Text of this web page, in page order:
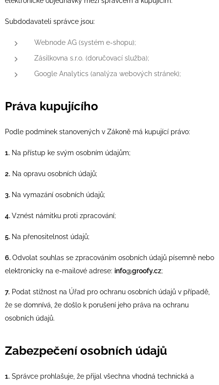
Subdodavateli správce jsou:
Webnode AG (systém e-shopu);
Zásilkovna s.r.o. (doručovací služba);
Google Analytics (analýza webových stránek);
Práva kupujícího
Podle podmínek stanovených v Zákoně má kupující právo:
1. Na přístup ke svým osobním údajům;
2. Na opravu osobních údajů;
3. Na vymazání osobních údajů;
4.Vznést námitku proti zpracování;
5. Na přenositelnost údajů;
6.Odvolat souhlas se zpracováním osobních údajů písemně nebo
elektronicky na e-mailové adrese: info@groofy.cz;
7. Podat stížnost na Úřad pro ochranu osobních údajů v případě,
že se domnívá, že došlo k porušení jeho práva na ochranu
osobních údajů.
Zabezpečení osobních údajů
1. Správce prohlašuje, že přijal všechna vhodná technická a